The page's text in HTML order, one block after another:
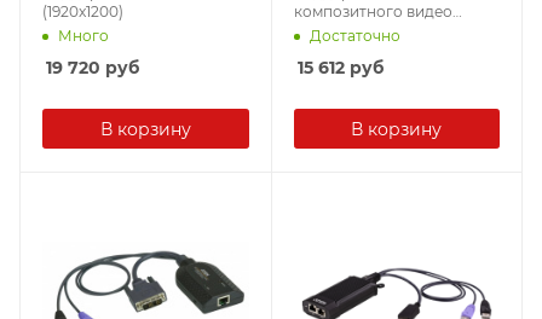
(1920x1200)
Много
19 720 руб
В корзину
композитного видео
сигнала (1920x1200)
Достаточно
15 612руб
В корзину